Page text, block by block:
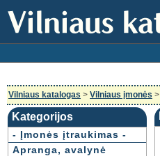
Vilniaus katalogas > Vilniaus įmonės >
Kategorijos
- Įmonės įtraukimas -
Apranga, avalynė